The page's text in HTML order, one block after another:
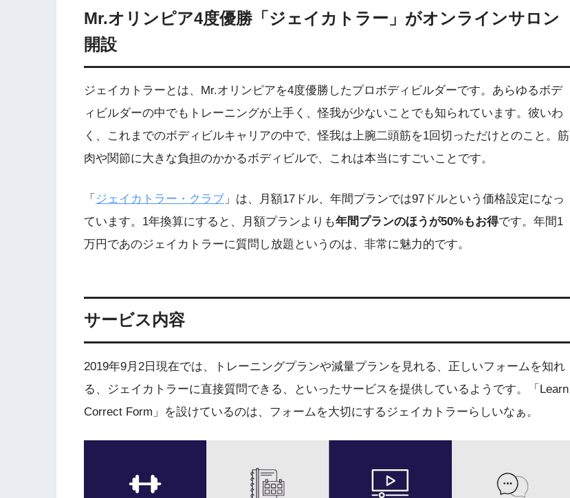
Mr.オリンピア4度優勝「ジェイカトラー」がオンラインサロン
開設
ジェイカトラーとは、Mr.オリンピアを4度優勝したプロボディビルダーです。あらゆるボデ
ィビルダーの中でもトレーニングが上手く、怪我が少ないことでも知られています。彼いわ
く、これまでのボディビルキャリアの中で、怪我は上腕二頭筋を1回切っただけとのこと。筋
肉や関節に大きな負担のかかるボディビルで、これは本当にすごいことです。
「 ジェイカトラー・クラブ 」は、月額17ドル、年間プランでは97ドルという価格設定になっ
ています。1年換算にすると、月額プランよりも年間プランのほうが50%もお得です。年間1
万円であのジェイカトラーに質問し放題というのは、非常に魅力的です。
サービス内容
2019年9月2日現在では、トレーニングプランや減量プランを見れる、正しいフォームを知れ
る、ジェイカトラーに直接質問できる、といったサービスを提供しているようです。「Learn
Correct Form」を設けているのは、フォームを大切にするジェイカトラーらしいなぁ。